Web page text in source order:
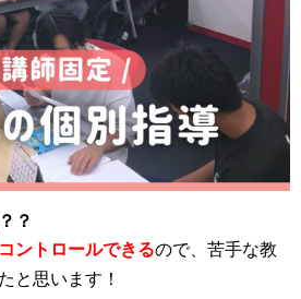
？
ントロールできるので、苦手な教
と思います！